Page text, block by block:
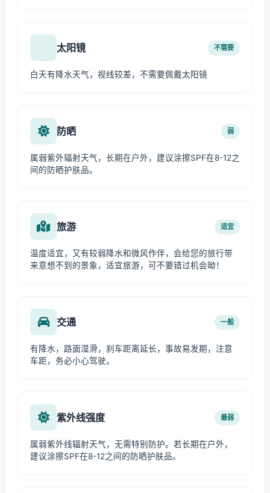
太阳镜 不需要
白天有降水天气，视线较差，不需要佩戴太阳镜
防晒 弱
属弱紫外辐射天气，长期在户外，建议涂擦SPF在8-12之
间的防晒护肤品。
旅游 适宜
温度适宜，又有较弱降水和微风作伴，会给您的旅行带
来意想不到的景象，适宜旅游，可不要错过机会呦！
交通 一般
有降水，路面湿滑，刹车距离延长，事故易发期，注意
车距，务必小心驾驶。
紫外线强度 最弱
属弱紫外线辐射天气，无需特别防护。若长期在户外，
建议涂擦SPF在8-12之间的防晒护肤品。